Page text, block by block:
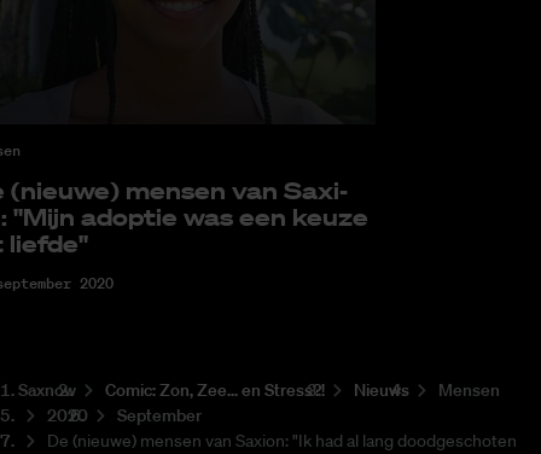
(nieu­we) men­sen van Saxi­
"Mijn adop­tie was een keu­ze
lief­de"
2020
Saxnow Co­mic: Zon, Zee... en Stress?! Nieuws
Mensen
2020
September
De (nieuwe) mensen van Saxion: "Ik had al lang doodgeschoten